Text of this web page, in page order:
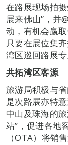
在路展现场拍
展来佛山”，并
动，有机会赢
只要在展位集
湾区巡回路展专
共拓湾区客源
旅游局积极与
是次路展亦特
中山及珠海的
站”，促进各地
（OTA）将销